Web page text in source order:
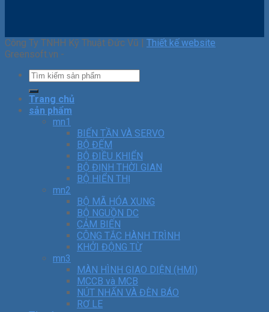
Công Ty TNHH Kỹ Thuật Đức Vũ | Thiết kế website
Greensoft.vn -
Trang chủ
sản phẩm
mn1
BIẾN TẦN VÀ SERVO
BỘ ĐẾM
BỘ ĐIỀU KHIỂN
BỘ ĐỊNH THỜI GIAN
BỘ HIỂN THỊ
mn2
BỘ MÃ HÓA XUNG
BỘ NGUỒN DC
CẢM BIẾN
CÔNG TẮC HÀNH TRÌNH
KHỞI ĐỘNG TỪ
mn3
MÀN HÌNH GIAO DIỆN (HMI)
MCCB và MCB
NÚT NHẤN VÀ ĐÈN BÁO
RƠ LE